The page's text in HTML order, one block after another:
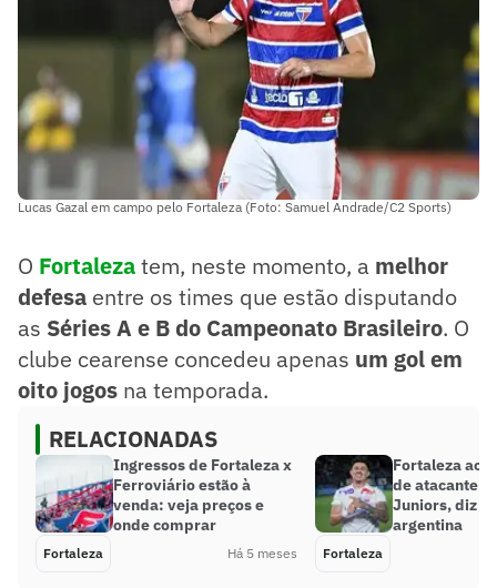
Lucas Gazal em campo pelo Fortaleza (Foto: Samuel Andrade/C2 Sports)
O Fortalezatem, neste momento, a melhor
defesa entre os times que estão disputando
as Séries A e B do Campeonato Brasileiro. O
clube cearense concedeu apenas um gol em
oito jogos na temporada.
RELACIONADAS
Ingressos de Fortaleza x
Ferroviário estão à
venda: veja preços e
onde comprar
Fortaleza Há 5 meses
Fortaleza
de atacante
Juniors, diz
argentina
Fortaleza